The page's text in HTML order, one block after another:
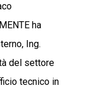
ha
Ing.
del settore
tecnico in